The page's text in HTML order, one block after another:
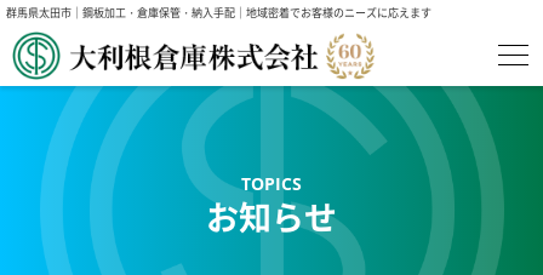
群馬県太田市｜鋼板加工・倉庫保管・納入手配｜地域密着でお客様のニーズに応えます
お知らせ